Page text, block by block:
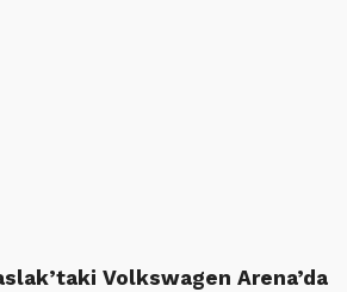
Volkswagen Arena’da